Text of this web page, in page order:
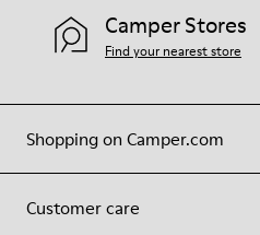
Shopping on Camper.com
Customer care
Camper Stores
Find your nearest store